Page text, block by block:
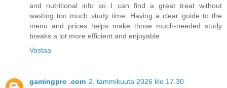
and nutritional info so I can find a great treat without
wasting too much study time. Having a clear guide to the
menu and prices helps make those much-needed study
breaks a lot more efficient and enjoyable
Vastaa
gamingpro .com 2. tammikuuta 2026 klo 17.30